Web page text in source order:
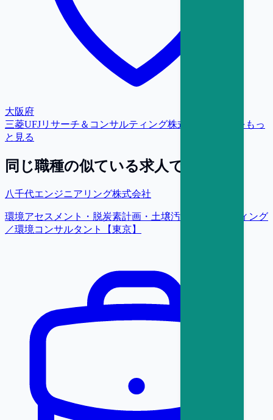
大阪府
三菱UFJリサーチ＆コンサルティング株式会社
の求人をもっ
と見る
同じ職種の似ている求人で探す
八千代エンジニアリング株式会社
環境アセスメント・脱炭素計画・土壌汚染コンサルティング
／環境コンサルタント【東京】